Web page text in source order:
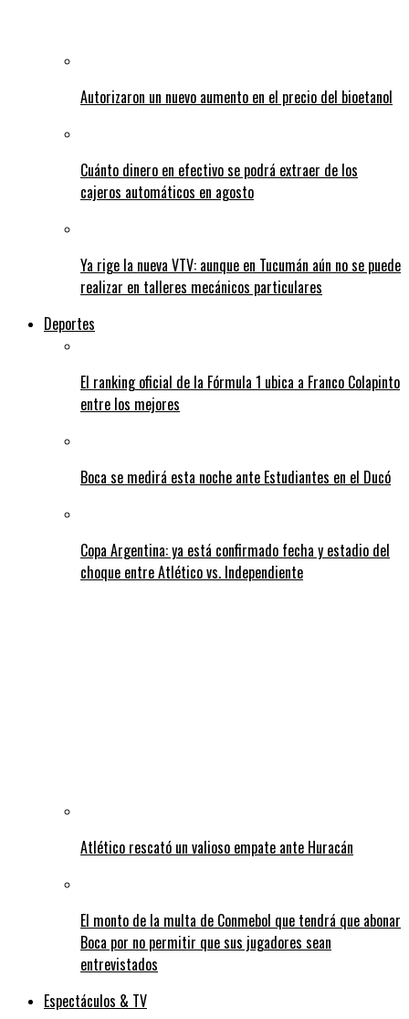
Autorizaron un nuevo aumento en el precio del bioetanol
Cuánto dinero en efectivo se podrá extraer de los
cajeros automáticos en agosto
Ya rige la nueva VTV: aunque en Tucumán aún no se puede
realizar en talleres mecánicos particulares
Deportes
El ranking oficial de la Fórmula 1 ubica a Franco Colapinto
entre los mejores
Boca se medirá esta noche ante Estudiantes en el Ducó
Copa Argentina: ya está confirmado fecha y estadio del
choque entre Atlético vs. Independiente
Atlético rescató un valioso empate ante Huracán
El monto de la multa de Conmebol que tendrá que abonar
Boca por no permitir que sus jugadores sean
entrevistados
Espectáculos & TV